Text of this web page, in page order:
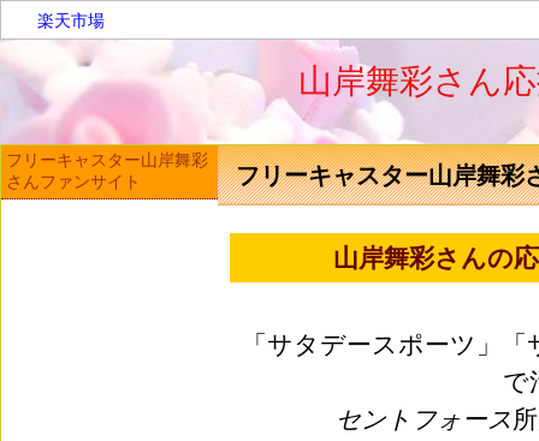
楽天市場
山岸舞彩さん
フリーキャスター山岸舞彩
山岸舞彩さんの
「サタデースポーツ」
で
セントフォース
フリーキャスター山岸舞彩
さんファンサイト